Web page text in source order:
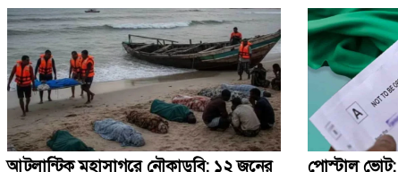
আটলান্টিক মহাসাগরে নৌকাডুবি: ১২ জনের পোস্টাল ভোট: